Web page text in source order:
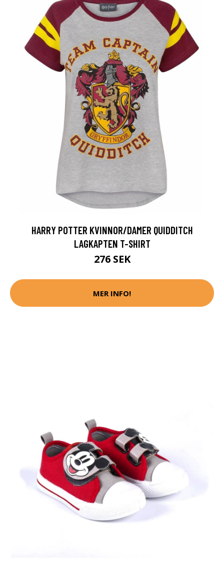
HARRY POTTER KVINNOR/DAMER QUIDDITCH
LAGKAPTEN T-SHIRT
276 SEK
MER INFO!